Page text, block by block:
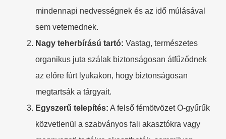
mindennapi nedvességnek és az idő múlásával
sem vetemednek.
Nagy teherbírású tartó: Vastag, természetes
organikus juta szálak biztonságosan átfűződnek
az előre fúrt lyukakon, hogy biztonságosan
megtartsák a tárgyait.
Egyszerű telepítés: A felső fémötvözet O-gyűrűk
közvetlenül a szabványos fali akasztókra vagy